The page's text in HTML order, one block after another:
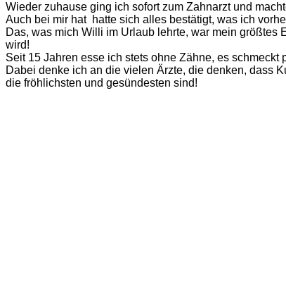
Wieder zuhause ging ich sofort zum Zahnarzt und
Auch bei mir hat hatte sich alles bestätigt, was ich
Das, was mich Willi im Urlaub lehrte, war mein größtes
wird!
Seit 15 Jahren esse ich stets ohne Zähne, es schmeckt
Dabei denke ich an die vielen Ärzte, die denken, dass
die fröhlichsten und gesündesten sind!